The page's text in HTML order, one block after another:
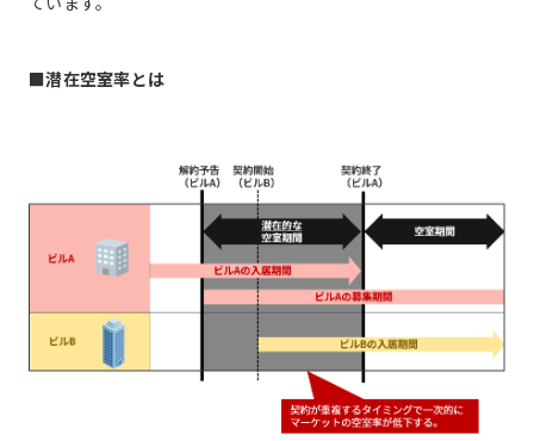
■潜在空室率とは